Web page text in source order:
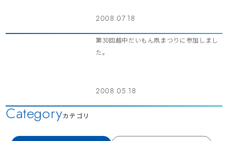
2008.07.18
第30回越中だいもん凧まつりに参加しまし
た。
2008.05.18
Categoryカテゴリ